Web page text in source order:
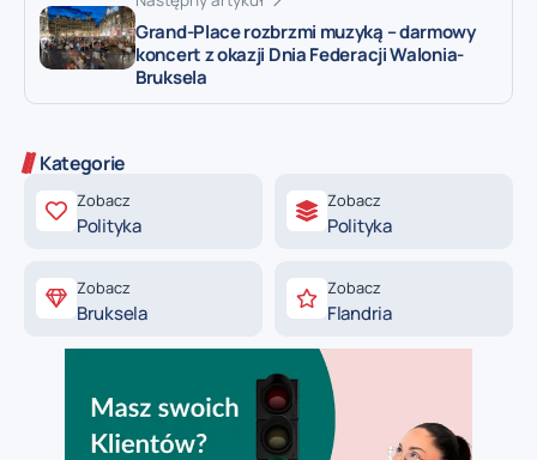
Grand-Place rozbrzmi muzyką – darmowy
koncert z okazji Dnia Federacji Walonia-
Bruksela
Kategorie
Zobacz
Polityka
Zobacz
Polityka
Zobacz
Bruksela
Zobacz
Flandria